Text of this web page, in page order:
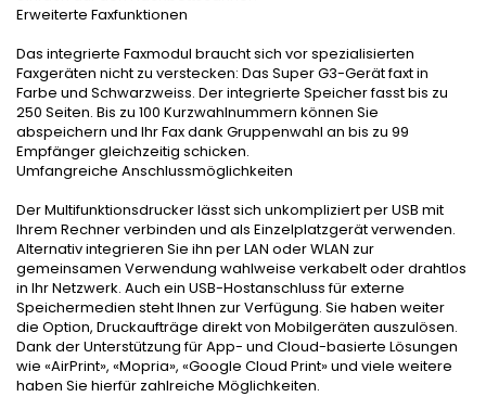
Erweiterte Faxfunktionen
Das integrierte Faxmodul braucht sich vor spezialisierten
Faxgeräten nicht zu verstecken: Das Super G3-Gerät faxt in
Farbe und Schwarzweiss. Der integrierte Speicher fasst bis zu
250 Seiten. Bis zu 100 Kurzwahlnummern können Sie
abspeichern und Ihr Fax dank Gruppenwahl an bis zu 99
Empfänger gleichzeitig schicken.
Umfangreiche Anschlussmöglichkeiten
Der Multifunktionsdrucker lässt sich unkompliziert per USB mit
Ihrem Rechner verbinden und als Einzelplatzgerät verwenden.
Alternativ integrieren Sie ihn per LAN oder WLAN zur
gemeinsamen Verwendung wahlweise verkabelt oder drahtlos
in Ihr Netzwerk. Auch ein USB-Hostanschluss für externe
Speichermedien steht Ihnen zur Verfügung. Sie haben weiter
die Option, Druckaufträge direkt von Mobilgeräten auszulösen.
Dank der Unterstützung für App- und Cloud-basierte Lösungen
wie «AirPrint», «Mopria», «Google Cloud Print» und viele weitere
haben Sie hierfür zahlreiche Möglichkeiten.